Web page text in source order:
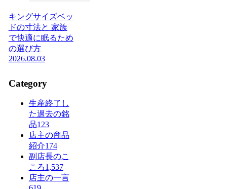
キングサイズベッ
ドの寸法と 家族
で快適に眠るため
の選び方
2026.08.03
Category
生産終了し
た過去の銘
品123
店主の商品
紹介174
副店長のこ
ころ1,537
店主の一言